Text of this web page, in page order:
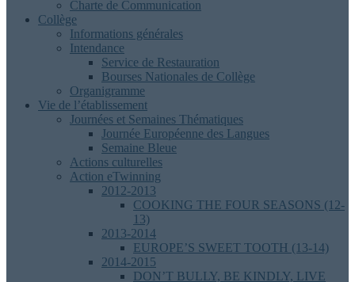
Charte de Communication
Collège
Informations générales
Intendance
Service de Restauration
Bourses Nationales de Collège
Organigramme
Vie de l’établissement
Journées et Semaines Thématiques
Journée Européenne des Langues
Semaine Bleue
Actions culturelles
Action eTwinning
2012-2013
COOKING THE FOUR SEASONS (12-
13)
2013-2014
EUROPE’S SWEET TOOTH (13-14)
2014-2015
DON’T BULLY, BE KINDLY, LIVE